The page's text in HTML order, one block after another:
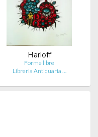
Harloff
Forme libre
Libreria Antiquaria …